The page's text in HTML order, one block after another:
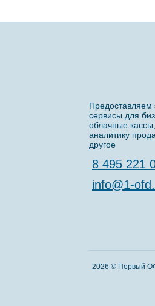
Предоставляем
сервисы для
облачные
аналитику
другое
8 495 221
info@1-
2026 © Первый